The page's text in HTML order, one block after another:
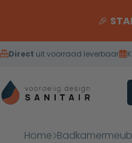
🎉
Direct uit voorraad leverbaar
Home